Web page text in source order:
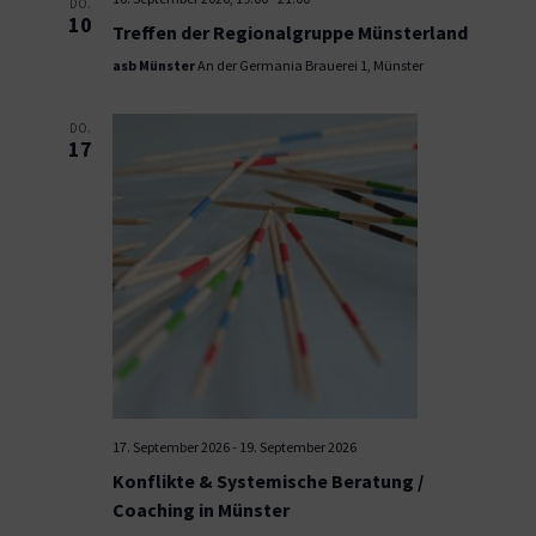
DO.
10 Treffen der Regionalgruppe Münsterland
asb MünsterAn der Germania Brauerei 1, Münster
DO.
17
17. September 2026- 19. September 2026
Konflikte & Systemische Beratung /
Coaching in Münster